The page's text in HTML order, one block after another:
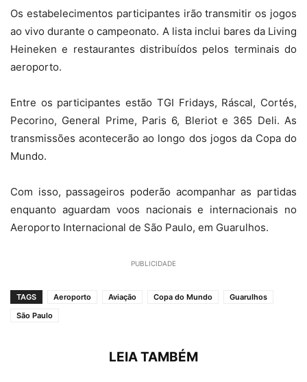
Os estabelecimentos participantes irão transmitir os jogos
ao vivo durante o campeonato. A lista inclui bares da Living
Heineken e restaurantes distribuídos pelos terminais do
aeroporto.
Entre os participantes estão TGI Fridays, Ráscal, Cortés,
Pecorino, General Prime, Paris 6, Bleriot e 365 Deli. As
transmissões acontecerão ao longo dos jogos da Copa do
Mundo.
Com isso, passageiros poderão acompanhar as partidas
enquanto aguardam voos nacionais e internacionais no
Aeroporto Internacional de São Paulo, em Guarulhos.
PUBLICIDADE
TAGS Aeroporto Aviação Copa do Mundo
Guarulhos
São Paulo
LEIA TAMBÉM